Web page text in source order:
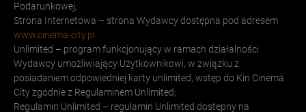
Podarunkowej;
Strona Internetowa – strona Wydawcy dostępna pod adresem
www.cinema-city.pl
Unlimited – program funkcjonujący w ramach działalności
Wydawcy umożliwiający Użytkownikowi, w związku z
posiadaniem odpowiedniej karty unlimited, wstęp do Kin Cinema
City zgodnie z Regulaminem Unlimited;
Regulamin Unlimited – regulamin Unlimited dostępny na